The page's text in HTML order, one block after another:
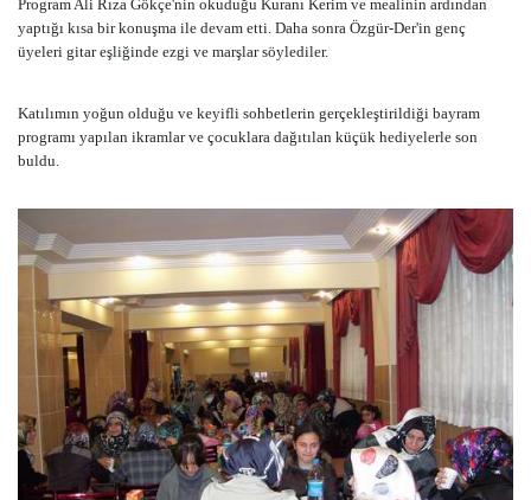
Program Ali Rıza Gökçe'nin okuduğu Kuranı Kerim ve mealinin ardından
yaptığı kısa bir konuşma ile devam etti. Daha sonra Özgür-Der'in genç
üyeleri gitar eşliğinde ezgi ve marşlar söylediler.
Katılımın yoğun olduğu ve keyifli sohbetlerin gerçekleştirildiği bayram
programı yapılan ikramlar ve çocuklara dağıtılan küçük hediyelerle son
buldu.